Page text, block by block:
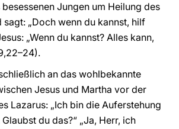
Jungen um Heilung des
sagt: „Doch wenn du kannst, hilf
„Wenn du kannst? Alles kann,
an das wohlbekannte
Jesus und Martha vor der
Lazarus: „Ich bin die Auferstehung
du das?“ „Ja, Herr, ich